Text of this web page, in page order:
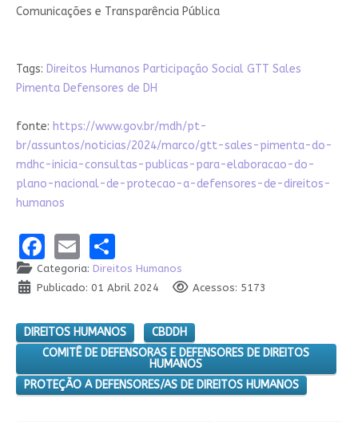
Comunicações e Transparência Pública
Tags: Direitos Humanos Participação Social GTT Sales
Pimenta Defensores de DH
fonte: https://www.gov.br/mdh/pt-
br/assuntos/noticias/2024/marco/gtt-sales-pimenta-do-
mdhc-inicia-consultas-publicas-para-elaboracao-do-
plano-nacional-de-protecao-a-defensores-de-direitos-
humanos
Facebook
EmailShare
Categoria: Direitos Humanos
Publicado: 01 Abril 2024
Acessos: 5173
DIREITOS HUMANOS
CBDDH
COMITÊ DE DEFENSORAS E DEFENSORES DE DIREITOS
HUMANOS
PROTEÇÃO A DEFENSORES/AS DE DIREITOS HUMANOS